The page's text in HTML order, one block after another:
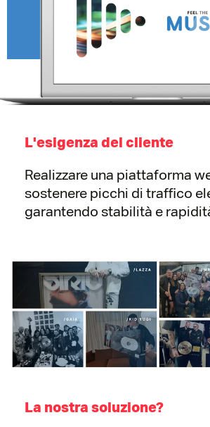
L'esigenza del cliente
Realizzare una piattaforma
sostenere picchi di traffico
garantendo stabilità e
La nostra soluzione?